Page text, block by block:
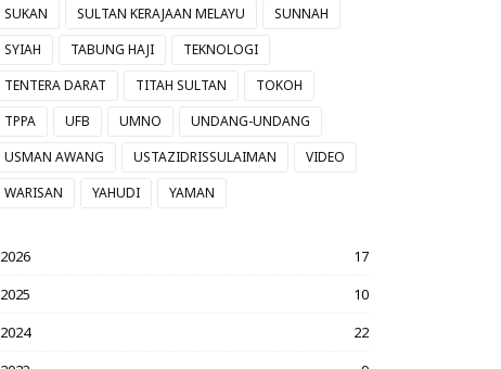
SUKAN
SULTAN KERAJAAN MELAYU
SUNNAH
SYIAH
TABUNG HAJI
TEKNOLOGI
TENTERA DARAT
TITAH SULTAN
TOKOH
TPPA
UFB UMNO
UNDANG-UNDANG
USMAN AWANG
USTAZIDRISSULAIMAN
VIDEO
WARISAN
YAHUDI YAMAN
2026
17
2025
10
2024
22